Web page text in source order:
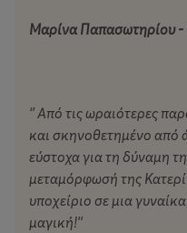
τους χαρακτήρες που
ηρωίδας. Μιλάει για τον
προδοσία, τη
τους διεφθαρμένους
έλλειψη αυτοεκτίμησης.
Μαρίνα Παπασωτηρίου -
‘’ Από τις ωραιότερες
και σκηνοθετημένο από
εύστοχα για τη δύναμη
μεταμόρφωσή της
υποχείριο σε μια
μαγική!’’